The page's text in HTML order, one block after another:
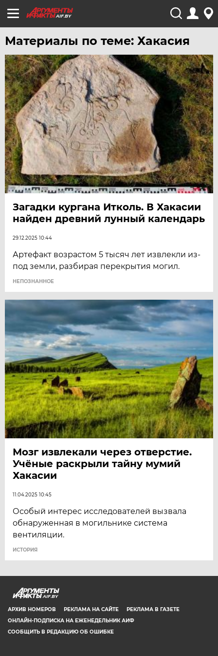
AIF.BY
Материалы по теме: Хакасия
Загадки кургана Итколь. В Хакасии
найден древний лунный календарь
29.12.2025 10:44
Артефакт возрастом 5 тысяч лет извлекли из-
под земли, разбирая перекрытия могил.
НЕПОЗНАННОЕ
Мозг извлекали через отверстие.
Учёные раскрыли тайну мумий
Хакасии
11.04.2025 10:45
Особый интерес исследователей вызвала
обнаруженная в могильнике система
вентиляции.
ИСТОРИЯ
AIF.BY
АРХИВ НОМЕРОВ РЕКЛАМА НА САЙТЕ
РЕКЛАМА В ГАЗЕТЕ
ОНЛАЙН-ПОДПИСКА НА ЕЖЕНЕДЕЛЬНИК АИФ
СООБЩИТЬ В РЕДАКЦИЮ ОБ ОШИБКЕ